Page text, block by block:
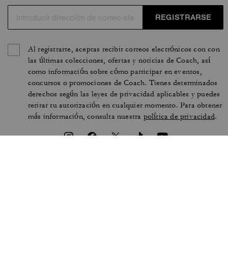
REGISTRARSE
Al registrarte, aceptas recibir correos electrónicos con con
las últimas colecciones, ofertas y noticias de Coach, así
como información sobre cómo participar en eventos,
concursos o promociones de Coach. Tienes determinados
derechos según las leyes de privacidad aplicables y puedes
retirar tu autorización en cualquier momento. Para obtener
más información, consulta nuestra política de privacidad.